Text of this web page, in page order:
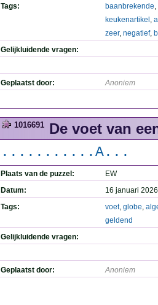
Tags:
baanbrekende,
keukenartikel ,
zeer, negatief,
Gelijkluidende vragen:
Geplaatst door: Anoniem
1016691 De voet van
...........A...
Plaats van de puzzel:
EW
Datum:
16 januari
Tags:
voet, globe,
geldend
Gelijkluidende vragen:
Geplaatst door: Anoniem